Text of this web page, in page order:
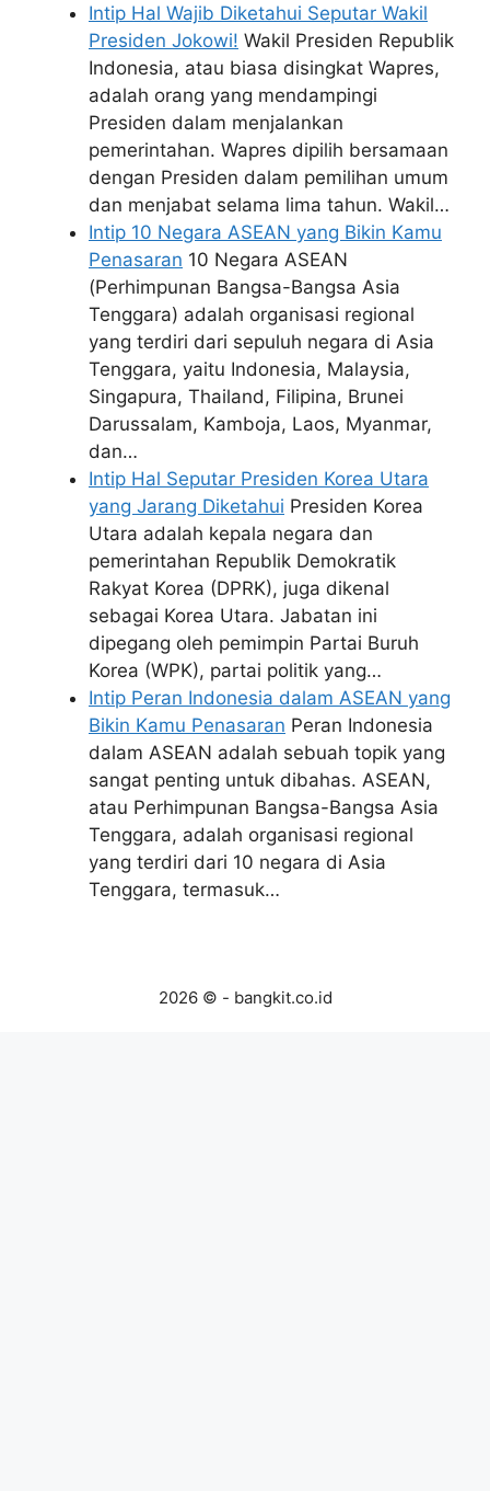
Intip Hal Wajib Diketahui Seputar Wakil
Presiden Jokowi! Wakil Presiden Republik
Indonesia, atau biasa disingkat Wapres,
adalah orang yang mendampingi
Presiden dalam menjalankan
pemerintahan. Wapres dipilih bersamaan
dengan Presiden dalam pemilihan umum
dan menjabat selama lima tahun. Wakil…
Intip 10 Negara ASEAN yang Bikin Kamu
Penasaran 10 Negara ASEAN
(Perhimpunan Bangsa-Bangsa Asia
Tenggara) adalah organisasi regional
yang terdiri dari sepuluh negara di Asia
Tenggara, yaitu Indonesia, Malaysia,
Singapura, Thailand, Filipina, Brunei
Darussalam, Kamboja, Laos, Myanmar,
dan…
Intip Hal Seputar Presiden Korea Utara
yang Jarang Diketahui Presiden Korea
Utara adalah kepala negara dan
pemerintahan Republik Demokratik
Rakyat Korea (DPRK), juga dikenal
sebagai Korea Utara. Jabatan ini
dipegang oleh pemimpin Partai Buruh
Korea (WPK), partai politik yang…
Intip Peran Indonesia dalam ASEAN yang
Bikin Kamu Penasaran Peran Indonesia
dalam ASEAN adalah sebuah topik yang
sangat penting untuk dibahas. ASEAN,
atau Perhimpunan Bangsa-Bangsa Asia
Tenggara, adalah organisasi regional
yang terdiri dari 10 negara di Asia
Tenggara, termasuk…
2026 © - bangkit.co.id